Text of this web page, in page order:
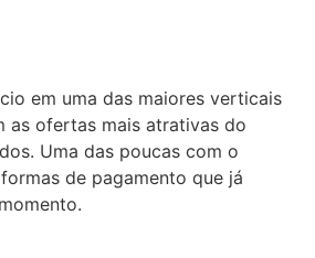
em uma das maiores verticais
as ofertas mais atrativas do
Uma das poucas com o
de pagamento que já